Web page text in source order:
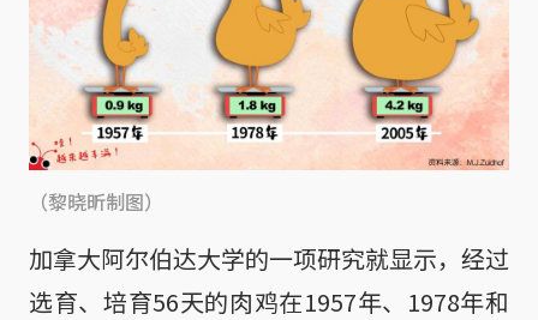
（黎晓昕制图）
加拿大阿尔伯达大学的一项研究就显示，经过
选育、培育56天的肉鸡在1957年、1978年和